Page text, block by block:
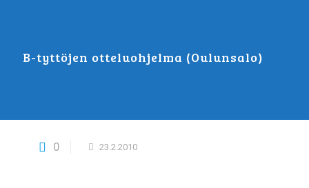
B-tyttöjen otteluohjelma (Oulunsalo)
0 23.2.2010